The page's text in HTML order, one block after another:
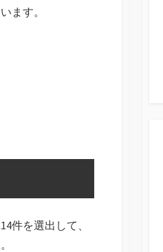
ます。
件を選出して、